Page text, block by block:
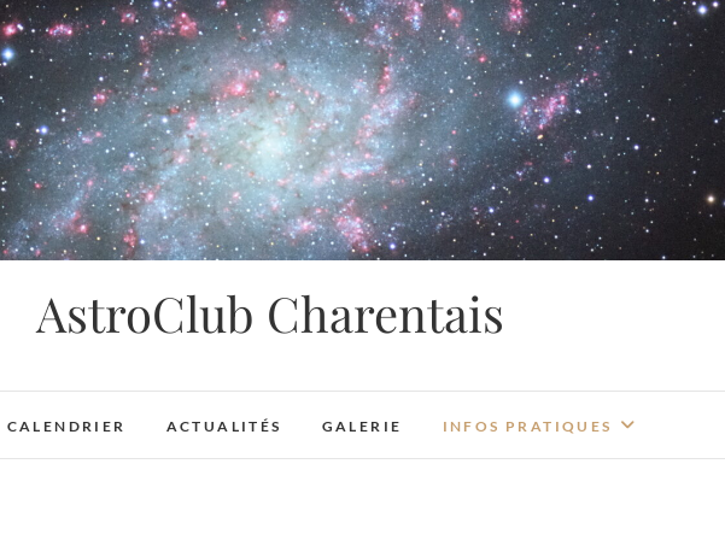
AstroClub Charentais
CALENDRIER ACTUALITÉS GALERIE INFOS PRATIQUES